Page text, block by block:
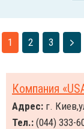
1 2 3
Компания
Адрес: г.
Тел.: (044) 333-